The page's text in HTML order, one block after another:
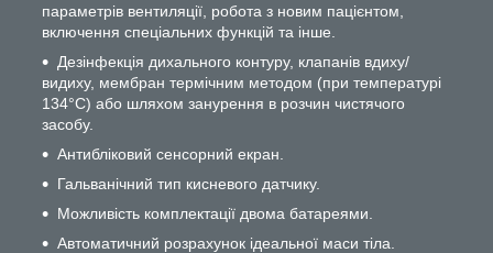
параметрів вентиляції, робота з новим пацієнтом,
включення спеціальних функцій та інше.
Дезінфекція дихального контуру, клапанів вдиху/
видиху, мембран термічним методом (при температурі
134°С) або шляхом занурення в розчин чистячого
засобу.
Антибліковий сенсорний екран.
Гальванічний тип кисневого датчику.
Можливість комплектації двома батареями.
Автоматичний розрахунок ідеальної маси тіла.